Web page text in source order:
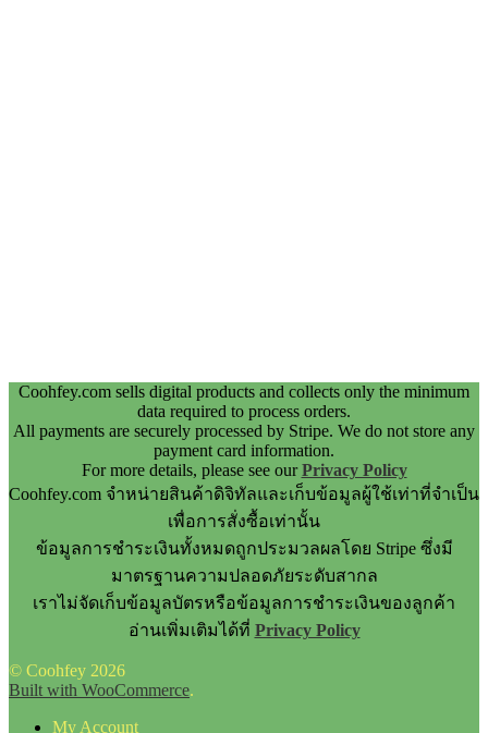
Coohfey.com sells digital products and collects only the minimum
data required to process orders.
All payments are securely processed by Stripe. We do not store any
payment card information.
For more details, please see ourPrivacy Policy
Coohfey.com จำหน่ายสินค้าดิจิทัลและเก็บข้อมูลผู้ใช้เท่าที่จำเป็น
เพื่อการสั่งซื้อเท่านั้น
ข้อมูลการชำระเงินทั้งหมดถูกประมวลผลโดย Stripe ซึ่งมี
มาตรฐานความปลอดภัยระดับสากล
เราไม่จัดเก็บข้อมูลบัตรหรือข้อมูลการชำระเงินของลูกค้า
อ่านเพิ่มเติมได้ที่ Privacy Policy
© Coohfey 2026
Built with WooCommerce.
My Account